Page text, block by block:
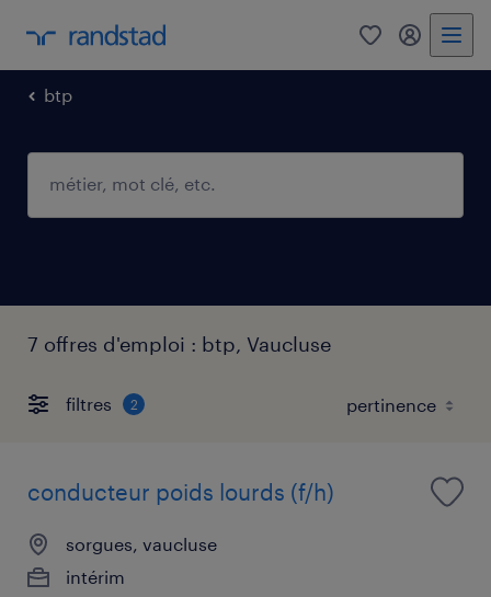
0 mon
btp
7 offres d'emploi : btp, Vaucluse
filtres 2
conducteur poids lourds (f/h)
sorgues, vaucluse
intérim